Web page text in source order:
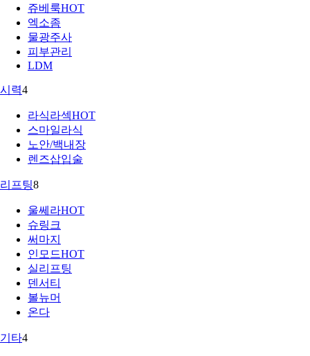
쥬베룩HOT
엑소좀
물광주사
피부관리
LDM
시력4
라식라섹HOT
스마일라식
노안/백내장
렌즈삽입술
리프팅8
울쎄라HOT
슈링크
써마지
인모드HOT
실리프팅
덴서티
볼뉴머
온다
기타4